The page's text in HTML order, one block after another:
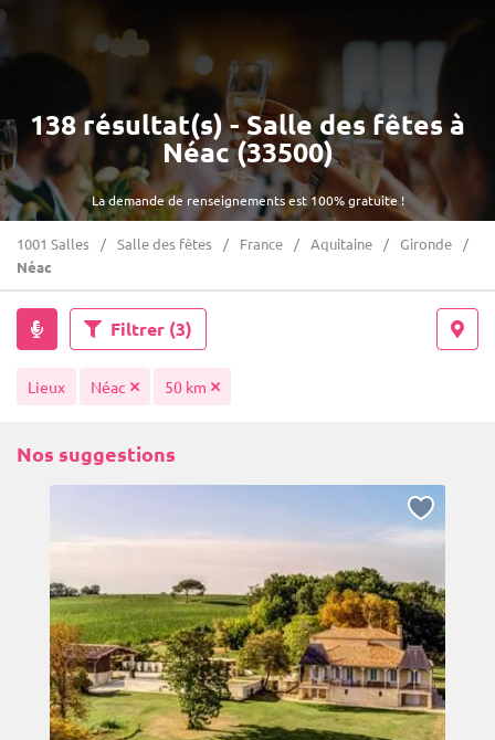
La demande de renseignements est 100% gratuite !
138 résultat(s) - Salle des fêtes à
Néac (33500)
1001 Salles Salle des fêtes France Aquitaine
Gironde
Néac
Filtrer (3)
Lieux Néac 50 km
Nos suggestions